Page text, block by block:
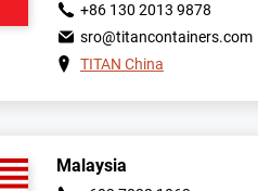
+86 130 2013 9878
sro@titancontainers.com
TITAN China
Malaysia